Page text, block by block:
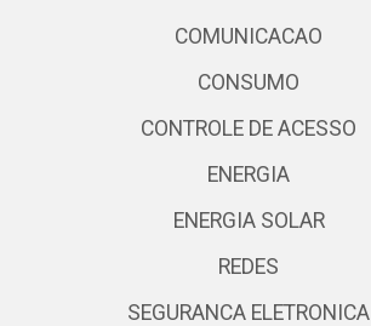
COMUNICACAO
CONSUMO
CONTROLE DE ACESSO
ENERGIA
ENERGIA SOLAR
REDES
SEGURANCA ELETRONICA